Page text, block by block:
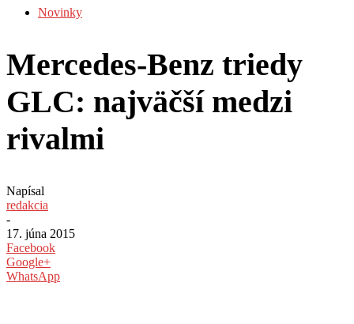
Novinky
Mercedes-Benz triedy
GLC: najväčší medzi
rivalmi
Napísal
redakcia
-
17. júna 2015
Facebook
Google+
WhatsApp